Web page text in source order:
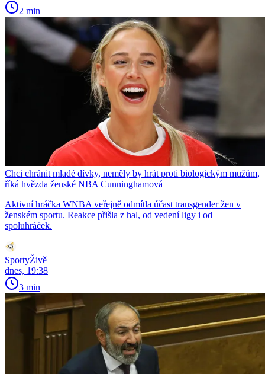
2 min
Chci chránit mladé dívky, neměly by hrát proti biologickým mužům,
říká hvězda ženské NBA Cunninghamová
Aktivní hráčka WNBA veřejně odmítla účast transgender žen v
ženském sportu. Reakce přišla z hal, od vedení ligy i od
spoluhráček.
SportyŽivě
dnes, 19:38
3 min